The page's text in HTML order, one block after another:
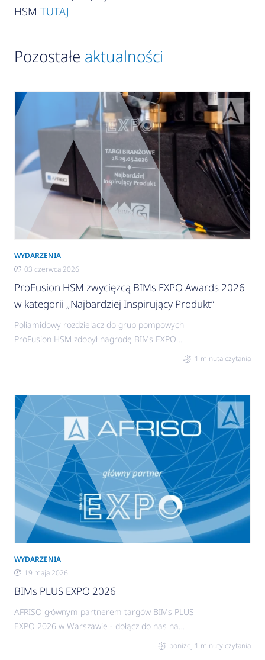
HSM TUTAJ
Pozostałe aktualności
WYDARZENIA
03 czerwca 2026
ProFusion HSM zwycięzcą BIMs EXPO Awards 2026
w kategorii „Najbardziej Inspirujący Produkt”
Poliamidowy rozdzielacz do grup pompowych
ProFusion HSM zdobył nagrodę BIMs EXPO
Awards 2026 w kategorii „Najbardziej Inspirujący1 minuta czytania
WYDARZENIA
19 maja 2026
BIMs PLUS EXPO 2026
AFRISO głównym partnerem targów BIMs PLUS
EXPO 2026 w Warszawie - dołącz do nas na
poniżej 1 minuty czytania